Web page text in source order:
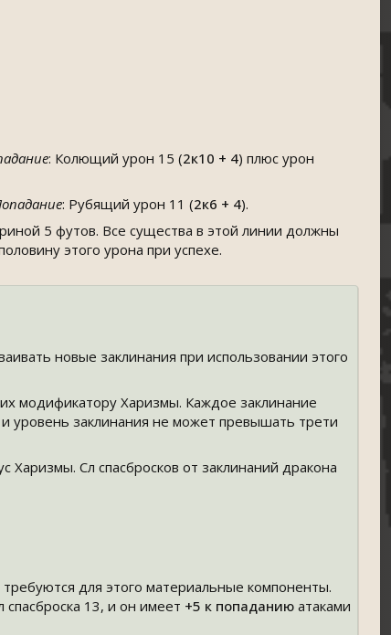
: Колющий урон 15 (2к10 + 4) плюс урон
: Рубящий урон 11 (2к6 + 4).
5 футов. Все существа в этой линии должны
этого урона при успехе.
новые заклинания при использовании этого
модификатору Харизмы. Каждое заклинание
уровень заклинания не может превышать трети
Харизмы. Сл спасбросков от заклинаний дракона
для этого материальные компоненты.
13, и он имеет +5 к попаданию атаками